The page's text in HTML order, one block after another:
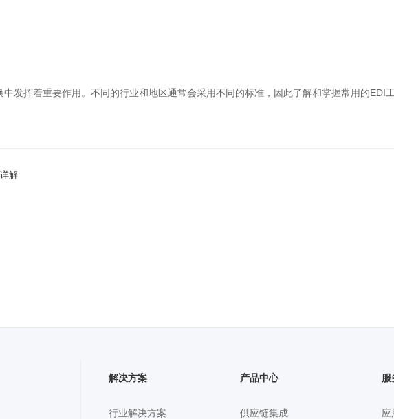
发挥着重要作用。不同的行业和地区通常会采用不同的标准，因此了解和掌握常用的EDI
解
解决方案
行业解决方案
产品中心
供应链集成
服
应